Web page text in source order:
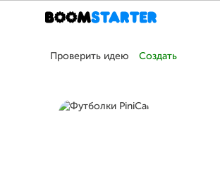
Проверить идею Создать